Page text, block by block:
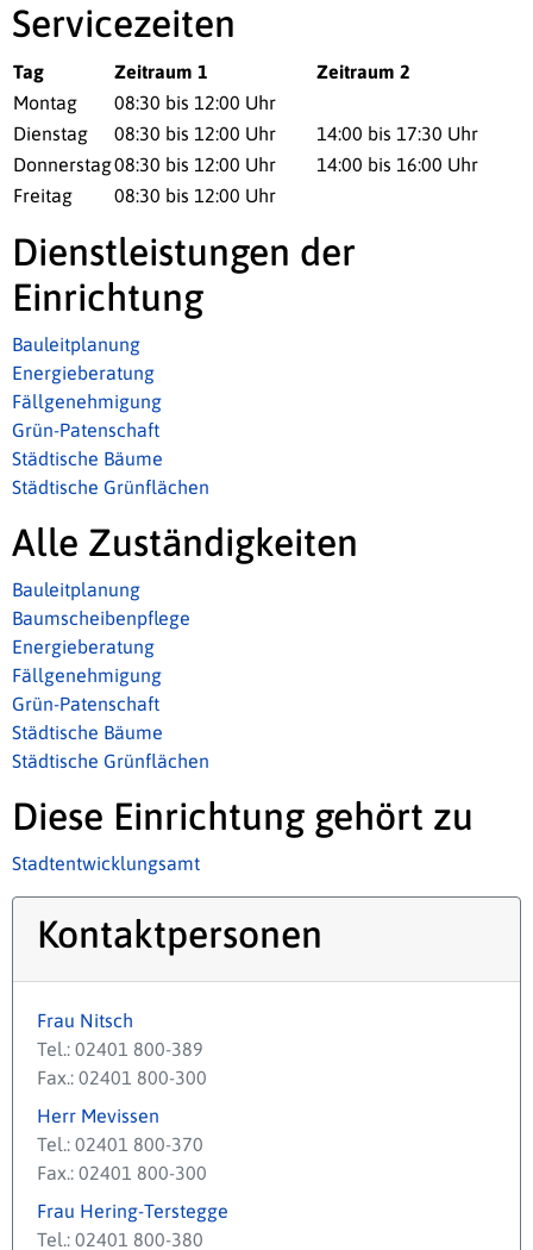
Servicezeiten
Tag Zeitraum 1
Zeitraum 2
Montag
08:30 bis 12:00 Uhr
Dienstag
08:30 bis 12:00 Uhr
14:00 bis 17:30 Uhr
Donnerstag08:30 bis 12:00 Uhr
14:00 bis 16:00 Uhr
Freitag
08:30 bis 12:00 Uhr
Dienstleistungen der
Einrichtung
Bauleitplanung
Energieberatung
Fällgenehmigung
Grün-Patenschaft
Städtische Bäume
Städtische Grünflächen
Alle Zuständigkeiten
Bauleitplanung
Baumscheibenpflege
Energieberatung
Fällgenehmigung
Grün-Patenschaft
Städtische Bäume
Städtische Grünflächen
Diese Einrichtung gehört zu
Stadtentwicklungsamt
Kontaktpersonen
Frau Nitsch
Tel.: 02401 800-389
Fax.: 02401 800-300
Herr Mevissen
Tel.: 02401 800-370
Fax.: 02401 800-300
Frau Hering-Terstegge
Tel.: 02401 800-380